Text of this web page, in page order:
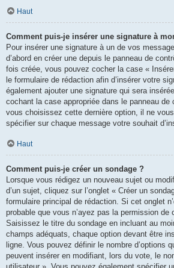
Haut
Comment puis-je insérer une signature à
Pour insérer une signature à un de vos
d’abord en créer une depuis le panneau de
fois créée, vous pouvez cocher la case «
le formulaire de rédaction afin d’insérer votre
également ajouter une signature qui sera
cochant la case appropriée dans le panneau de
vous choisissez cette dernière option, il ne
spécifier sur chaque message votre souhait
Haut
Comment puis-je créer un sondage ?
Lorsque vous rédigez un nouveau sujet ou
d’un sujet, cliquez sur l’onglet « Créer un
formulaire principal de rédaction. Si cet onglet
probable que vous n’ayez pas la permission de
Saisissez le titre du sondage en incluant au
champs adéquats, chaque option devant être
ligne. Vous pouvez définir le nombre d’options
peuvent insérer en modifiant, lors du vote, le